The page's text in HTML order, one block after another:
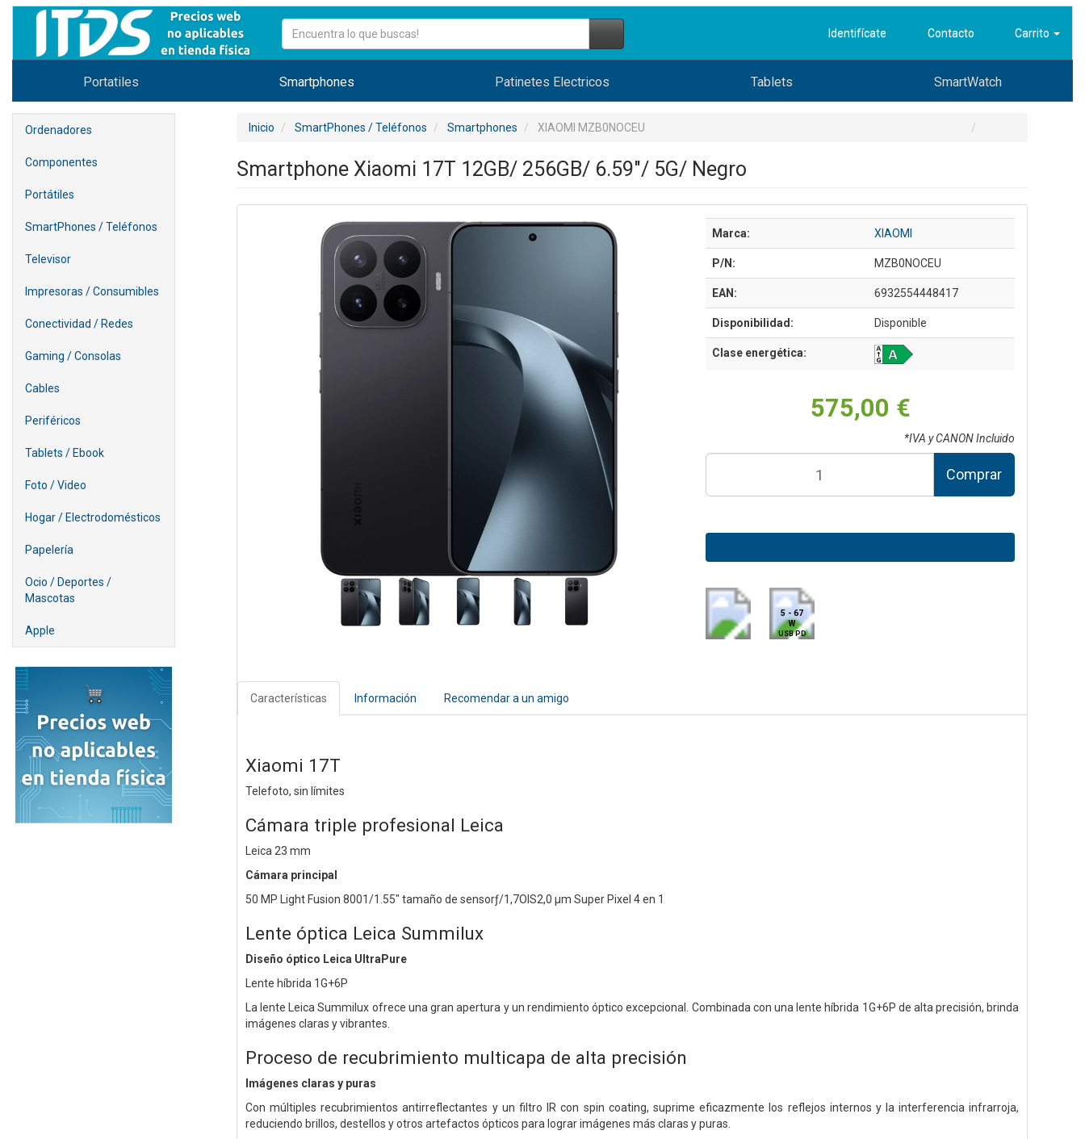
Identifícate Contacto Carrito
Portatiles Smartphones Patinetes Electricos Tablets SmartWatch
Ordenadores
Componentes
Portátiles
SmartPhones / Teléfonos
Televisor
Impresoras / Consumibles
Conectividad / Redes
Gaming / Consolas
Cables
Periféricos
Tablets / Ebook
Foto / Video
Hogar / Electrodomésticos
Papelería
Ocio / Deportes /
Mascotas
Apple
Inicio SmartPhones / Teléfonos Smartphones XIAOMI MZB0NOCEU
Smartphone Xiaomi 17T 12GB/ 256GB/ 6.59"/ 5G/ Negro
Marca: XIAOMI
P/N: MZB0NOCEU
EAN: 6932554448417
Disponibilidad: Disponible
Clase energética:
575,00 €
*IVA y CANON Incluido
Comprar
5 - 67
W
USB PD
Características Información Recomendar a un amigo
Xiaomi 17T
Telefoto, sin límites
Cámara triple profesional Leica
Leica 23 mm
Cámara principal
50 MP Light Fusion 8001/1.55" tamaño de sensorƒ/1,7OIS2,0 µm Super Pixel 4 en 1
Lente óptica Leica Summilux
Diseño óptico Leica UltraPure
Lente híbrida 1G+6P
La lente Leica Summilux ofrece una gran apertura y un rendimiento óptico excepcional. Combinada con una lente híbrida 1G+6P de alta precisión, brinda
imágenes claras y vibrantes.
Proceso de recubrimiento multicapa de alta precisión
Imágenes claras y puras
Con múltiples recubrimientos antirreflectantes y un filtro IR con spin coating, suprime eficazmente los reflejos internos y la interferencia infrarroja,
reduciendo brillos, destellos y otros artefactos ópticos para lograr imágenes más claras y puras.